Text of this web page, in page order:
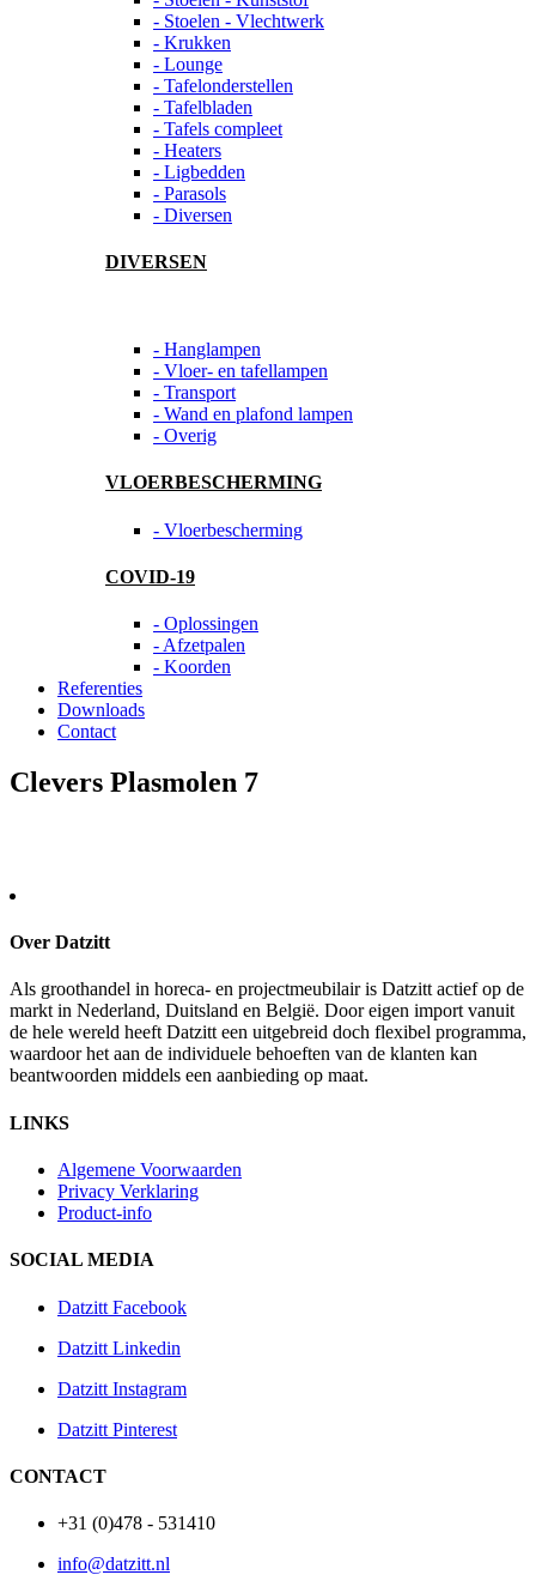
- Stoelen - Vlechtwerk
- Krukken
- Lounge
- Tafelonderstellen
- Tafelbladen
- Tafels compleet
- Heaters
- Ligbedden
- Parasols
- Diversen
DIVERSEN
- Hanglampen
- Vloer- en tafellampen
- Transport
- Wand en plafond lampen
- Overig
VLOERBESCHERMING
- Vloerbescherming
COVID-19
- Oplossingen
- Afzetpalen
- Koorden
Referenties
Downloads
Contact
Clevers Plasmolen 7
Over Datzitt
Als groothandel in horeca- en projectmeubilair is Datzitt actief op de
markt in Nederland, Duitsland en België. Door eigen import vanuit
de hele wereld heeft Datzitt een uitgebreid doch flexibel programma,
waardoor het aan de individuele behoeften van de klanten kan
beantwoorden middels een aanbieding op maat.
LINKS
Algemene Voorwaarden
Privacy Verklaring
Product-info
SOCIAL MEDIA
Datzitt Facebook
Datzitt Linkedin
Datzitt Instagram
Datzitt Pinterest
CONTACT
+31 (0)478 - 531410
info@datzitt.nl